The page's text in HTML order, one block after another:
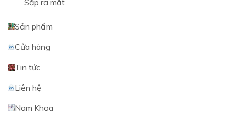
Sắp ra mắt
Sản phẩm
Cửa hàng
Tin tức
Liên hệ
Nam Khoa